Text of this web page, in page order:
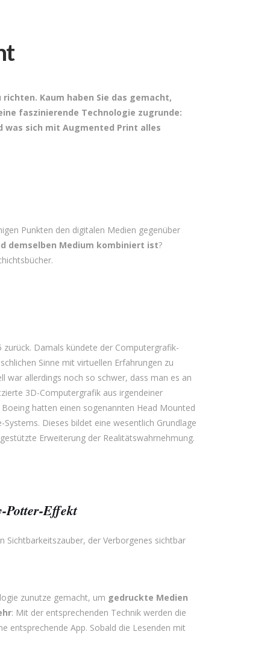
Kaum haben Sie das gemacht,
faszinierende Technologie zugrunde:
was sich mit Augmented Print alles
Punkten den digitalen Medien gegenüber
demselben Medium kombiniert ist?
Damals kündete der Computergrafik-
Sinne mit virtuellen Erfahrungen zu
war allerdings noch so schwer, dass man es an
3D-Computergrafik aus irgendeiner
hatten einen sogenannten Head Mounted
Dieses bildet eine wesentlich Grundlage
Erweiterung der Realitätswahrnehmung.
Potter-Effekt
Sichtbarkeitszauber, der Verborgenes sichtbar
zunutze gemacht, um gedruckte Medien
: Mit der entsprechenden Technik werden die
entsprechende App. Sobald die Lesenden mit